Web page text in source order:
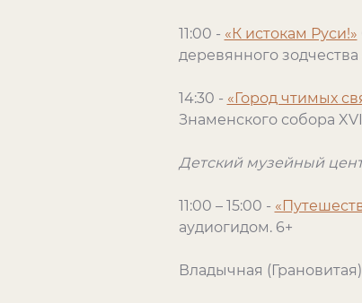
11:00 - «К истокам Руси!»
деревянного
14:30 - «Город чтимых
Знаменского собора
Детский музейный
11:00 – 15:00 -
аудиогидом. 6+
Владычная